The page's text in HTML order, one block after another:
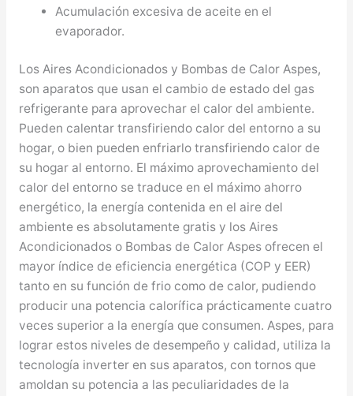
Acumulación excesiva de aceite en el
evaporador.
Los Aires Acondicionados y Bombas de Calor Aspes,
son aparatos que usan el cambio de estado del gas
refrigerante para aprovechar el calor del ambiente.
Pueden calentar transfiriendo calor del entorno a su
hogar, o bien pueden enfriarlo transfiriendo calor de
su hogar al entorno. El máximo aprovechamiento del
calor del entorno se traduce en el máximo ahorro
energético, la energía contenida en el aire del
ambiente es absolutamente gratis y los Aires
Acondicionados o Bombas de Calor Aspes ofrecen el
mayor índice de eficiencia energética (COP y EER)
tanto en su función de frio como de calor, pudiendo
producir una potencia calorífica prácticamente cuatro
veces superior a la energía que consumen. Aspes, para
lograr estos niveles de desempeño y calidad, utiliza la
tecnología inverter en sus aparatos, con tornos que
amoldan su potencia a las peculiaridades de la